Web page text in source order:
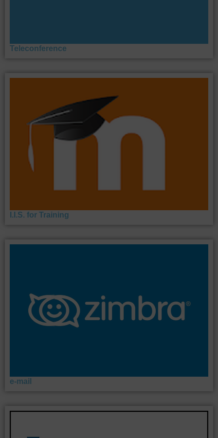
Teleconference
I.I.S. for Training
e-mail